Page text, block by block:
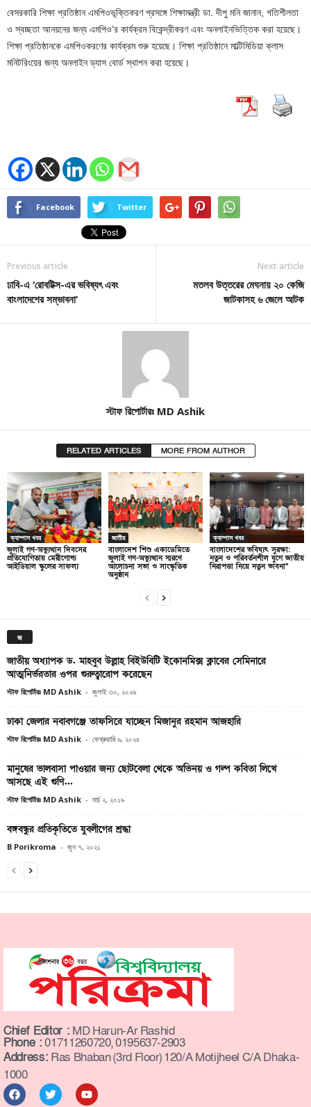
বেসরকারি শিক্ষা প্রতিষ্ঠান এমপিওভূক্তিকরণ প্রসঙ্গে শিক্ষামন্ত্রী ডা. দীপু মনি জানান, গতিশীলতা
ও স্বচ্ছতা আনয়নের জন্য এমপিও’র কার্যক্রম বিকেন্দ্রীকরণ এবং অনলাইনভিত্তিক করা হয়েছে।
শিক্ষা প্রতিষ্ঠানকে এমপিওকরণের কার্যক্রম শুরু হয়েছে। শিক্ষা প্রতিষ্ঠানে মাল্টিমিডিয়া ক্লাস
মনিটরিংয়ের জন্য অনলাইন ড্যাস বোর্ড স্থাপন করা হয়েছে।
Facebook Twitter
Previous article
ঢাবি-এ ‘রোবটিক্স-এর ভবিষ্যৎ এবং
বাংলাদেশের সম্ভাবনা’
Next article
মতলব উত্তরের মেঘনায় ২০ কেজি
জাটকাসহ ৬ জেলে আটক
স্টাফ রিপোর্টারঃ MD Ashik
RELATED ARTICLES MORE FROM AUTHOR
ক্যাম্পাস খবর
জুলাই গণ-অভ্যুত্থান দিবসের
প্রতিযোগিতায় মেরীগোল্ড
আইডিয়াল স্কুলের সাফল্য
জাতীয়
বাংলাদেশ শিশু একাডেমিতে
জুলাই গণ-অভ্যুত্থান স্মরণে
আলোচনা সভা ও সাংস্কৃতিক
অনুষ্ঠান
ক্যাম্পাস খবর
বাংলাদেশের ভবিষ্যৎ সুরক্ষা:
নতুন ও পরিবর্তনশীল যুগে জাতীয়
নিরাপত্তা নিয়ে নতুন ভাবনা”
জ
জাতীয় অধ্যাপক ড. মাহবুব উল্লাহ বিইউবিটি ইকোনমিক্স ক্লাবের সেমিনারে
আত্মনির্ভরতার ওপর গুরুত্বারোপ করেছেন
স্টাফ রিপোর্টারঃ MD Ashik - জুলাই ৩০, ২০২৬
ঢাকা জেলার নবাবগঞ্জে তাফসিরে যাচ্ছেন মিজানুর রহমান আজহারি
স্টাফ রিপোর্টারঃ MD Ashik - ফেব্রুয়ারি ৬, ২০২৫
মানুষের ভালবাসা পাওয়ার জন্য ছোটবেলা থেকে অভিনয় ও গল্প কবিতা লিখে
আসছে এই গুণি...
স্টাফ রিপোর্টারঃ MD Ashik - মার্চ ২, ২০১৯
বঙ্গবন্ধুর প্রতিকৃতিতে যুবলীগের শ্রদ্ধা
B Porikroma - জুন ৭, ২০২১
Chief Editor : MD Harun-Ar Rashid
Phone :01711260720, 0195637-2903
Address: Ras Bhaban (3rd Floor) 120/A Motijheel C/A Dhaka-
1000